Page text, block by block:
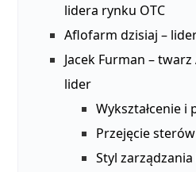
lidera rynku OTC
Aflofarm dzisiaj –
Jacek Furman –
lider
Wykształcenie
Przejęcie
Styl